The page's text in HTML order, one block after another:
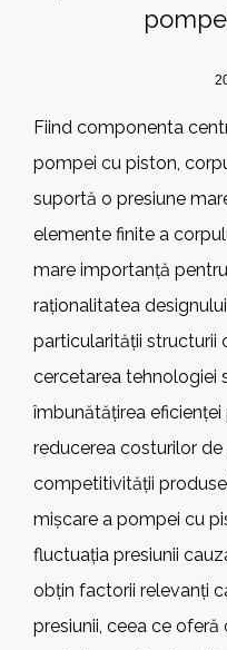
Fiind componenta
pompei cu piston,
suportă o presiune
elemente finite a
mare importanță
raționalitatea
particularității structurii
cercetarea tehnologiei
îmbunătățirea
reducerea costurilor
competitivității
mișcare a pompei cu
fluctuația presiunii
obțin factorii relevanți
presiunii, ceea ce